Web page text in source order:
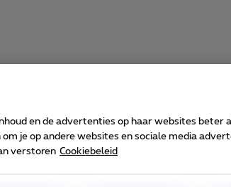
en de advertenties op haar websites beter
je op andere websites en sociale media
verstoren Cookiebeleid